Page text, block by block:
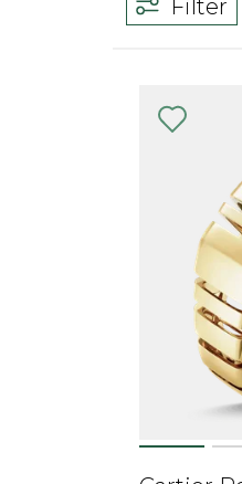
Filter